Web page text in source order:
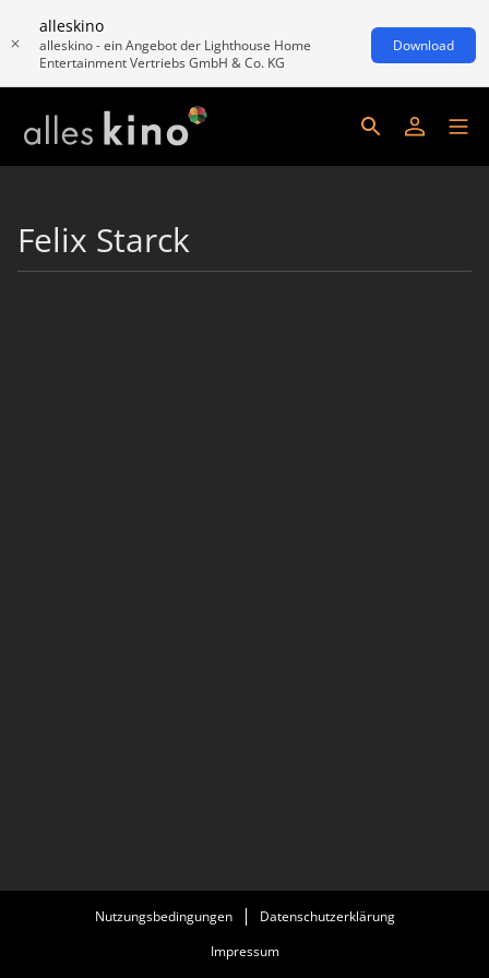
alleskino
alleskino - ein Angebot der Lighthouse Home
Entertainment Vertriebs GmbH & Co. KG
Download
Felix Starck
Nutzungsbedingungen
Datenschutzerklärung
Impressum